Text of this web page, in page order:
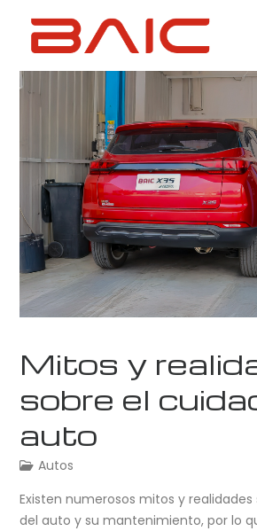
Mitos y
sobre el
auto
Autos
Existen numerosos mitos y
del auto y su mantenimiento, por lo